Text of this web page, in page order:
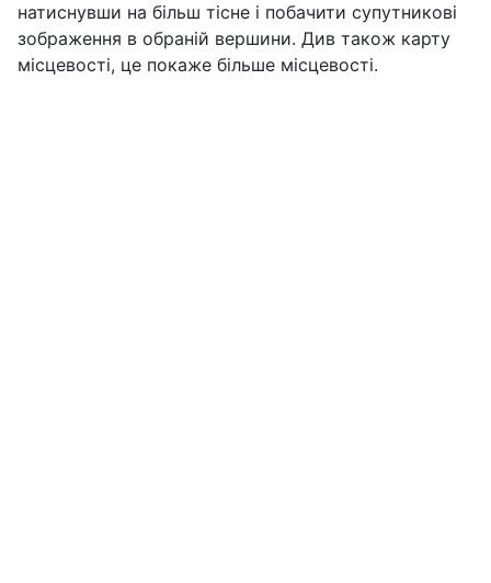
натиснувши на більш тісне і побачити супутникові
зображення в обраній вершини. Див також карту
місцевості, це покаже більше місцевості.